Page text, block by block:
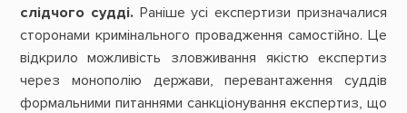
слідчого судді. Раніше усі експертизи призначалися
сторонами кримінального провадження самостійно. Це
відкрило можливість зловживання якістю експертиз
через монополію держави, перевантаження суддів
формальними питаннями санкціонування експертиз, що